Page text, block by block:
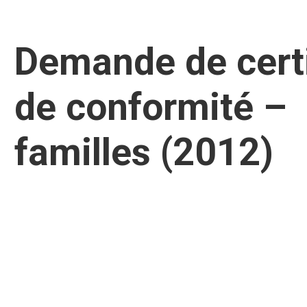
Demande de
de conformité –
familles (2012)